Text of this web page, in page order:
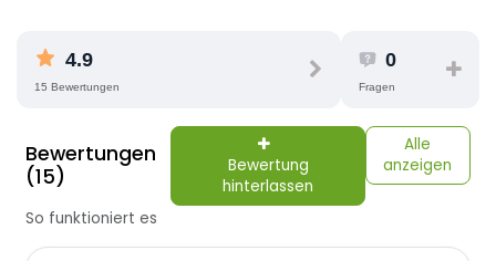
4.9
15 Bewertungen
0
Fragen
Bewertungen
(15)
Bewertung
hinterlassen
Alle
anzeigen
So funktioniert es